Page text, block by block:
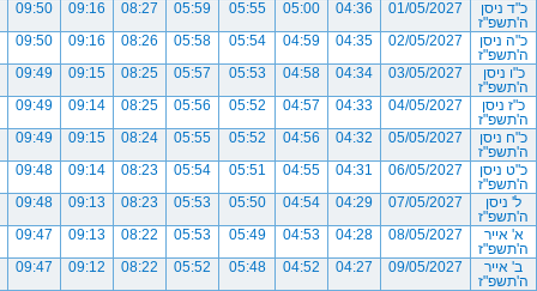
כ"ד ניסן
ה'תשפ"ז
01/05/2027
04:36
05:00
05:55
05:59
08:27
09:16
09:50
כ"ה ניסן
ה'תשפ"ז
02/05/2027
04:35
04:59
05:54
05:58
08:26
09:16
09:50
כ"ו ניסן
ה'תשפ"ז
03/05/2027
04:34
04:58
05:53
05:57
08:25
09:15
09:49
כ"ז ניסן
ה'תשפ"ז
04/05/2027
04:33
04:57
05:52
05:56
08:25
09:14
09:49
כ"ח ניסן
ה'תשפ"ז
05/05/2027
04:32
04:56
05:52
05:55
08:24
09:15
09:49
כ"ט ניסן
ה'תשפ"ז
06/05/2027
04:31
04:55
05:51
05:54
08:23
09:14
09:48
ל' ניסן
ה'תשפ"ז
07/05/2027
04:29
04:54
05:50
05:53
08:23
09:13
09:48
א' אייר
ה'תשפ"ז
08/05/2027
04:28
04:53
05:49
05:53
08:22
09:13
09:47
ב' אייר
ה'תשפ"ז
09/05/2027
04:27
04:52
05:48
05:52
08:22
09:12
09:47